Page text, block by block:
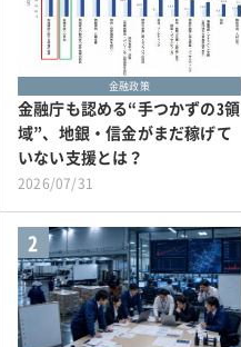
金融政策
金融庁も認める“手つかずの3領
域”、地銀・信金がまだ稼げて
いない支援とは？
2026/07/31
2